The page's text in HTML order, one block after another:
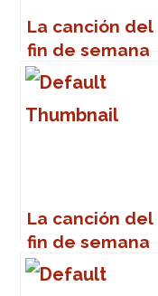
La canción del
fin de semana
La canción del
fin de semana